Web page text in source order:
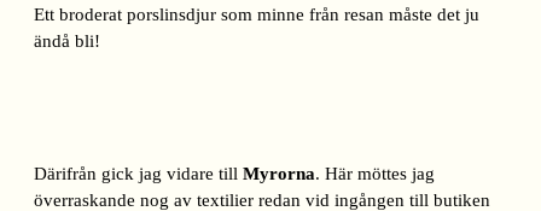
Ett broderat porslinsdjur som minne från resan måste det ju
ändå bli!
Därifrån gick jag vidare till Myrorna. Här möttes jag
överraskande nog av textilier redan vid ingången till butiken